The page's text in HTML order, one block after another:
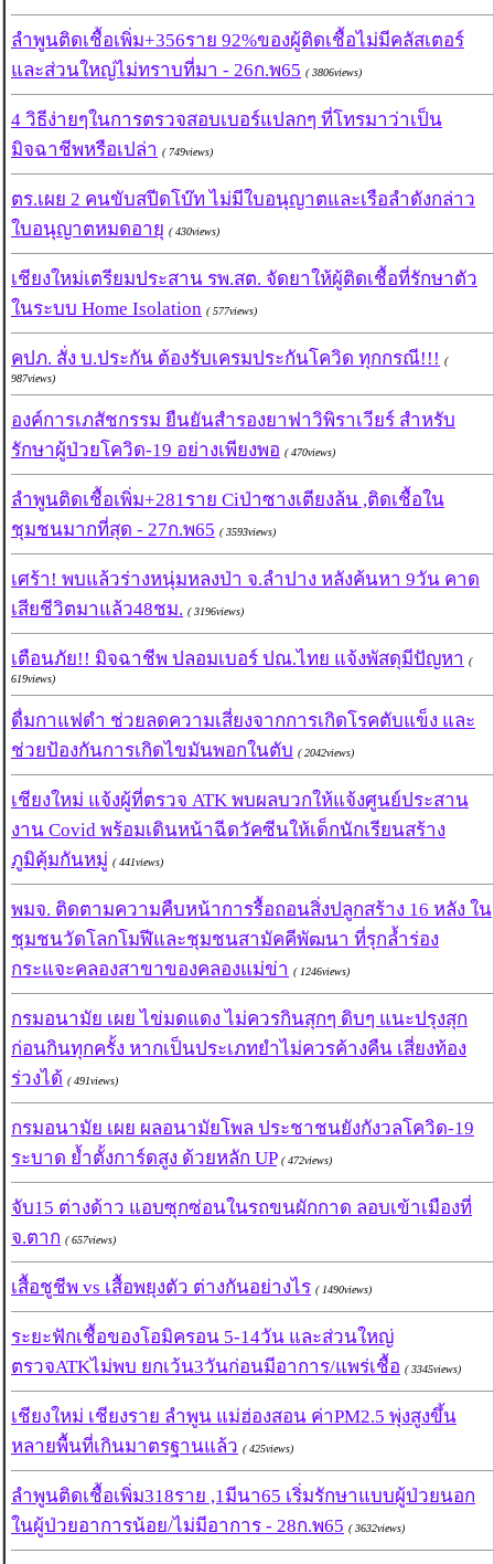
ลำพูนติดเชื้อเพิ่ม+356ราย 92%ของผู้ติดเชื้อไม่มีคลัสเตอร์
และส่วนใหญ่ไม่ทราบที่มา - 26ก.พ65 ( 3806views)
4 วิธีง่ายๆในการตรวจสอบเบอร์แปลกๆ ที่โทรมาว่าเป็น
มิจฉาชีพหรือเปล่า ( 749views)
ตร.เผย 2 คนขับสปีดโบ๊ท ไม่มีใบอนุญาตและเรือลำดังกล่าว
ใบอนุญาตหมดอายุ ( 430views)
เชียงใหม่เตรียมประสาน รพ.สต. จัดยาให้ผู้ติดเชื้อที่รักษาตัว
ในระบบ Home Isolation ( 577views)
คปภ. สั่ง บ.ประกัน ต้องรับเครมประกันโควิด ทุกกรณี!!! (
987views)
องค์การเภสัชกรรม ยืนยันสำรองยาฟาวิพิราเวียร์ สำหรับ
รักษาผู้ป่วยโควิด-19 อย่างเพียงพอ ( 470views)
ลำพูนติดเชื้อเพิ่ม+281ราย Ciป่าซางเตียงล้น ,ติดเชื้อใน
ชุมชนมากที่สุด - 27ก.พ65 ( 3593views)
เศร้า! พบแล้วร่างหนุ่มหลงป่า จ.ลำปาง หลังค้นหา 9วัน คาด
เสียชีวิตมาแล้ว48ชม. ( 3196views)
เตือนภัย!! มิจฉาชีพ ปลอมเบอร์ ปณ.ไทย แจ้งพัสดุมีปัญหา (
619views)
ดื่มกาแฟดำ ช่วยลดความเสี่ยงจากการเกิดโรคตับแข็ง และ
ช่วยป้องกันการเกิดไขมันพอกในตับ ( 2042views)
เชียงใหม่ แจ้งผู้ที่ตรวจ ATK พบผลบวกให้แจ้งศูนย์ประสาน
งาน Covid พร้อมเดินหน้าฉีดวัคซีนให้เด็กนักเรียนสร้าง
ภูมิคุ้มกันหมู่ ( 441views)
พมจ. ติดตามความคืบหน้าการรื้อถอนสิ่งปลูกสร้าง 16 หลัง ใน
ชุมชนวัดโลกโมฬีและชุมชนสามัคคีพัฒนา ที่รุกล้ำร่อง
กระแจะคลองสาขาของคลองแม่ข่า ( 1246views)
กรมอนามัย เผย ไข่มดแดง ไม่ควรกินสุกๆ ดิบๆ แนะปรุงสุก
ก่อนกินทุกครั้ง หากเป็นประเภทยำไม่ควรค้างคืน เสี่ยงท้อง
ร่วงได้ ( 491views)
กรมอนามัย เผย ผลอนามัยโพล ประชาชนยังกังวลโควิด-19
ระบาด ย้ำตั้งการ์ดสูง ด้วยหลัก UP ( 472views)
จับ15 ต่างด้าว แอบซุกซ่อนในรถขนผักกาด ลอบเข้าเมืองที่
จ.ตาก ( 657views)
เสื้อชูชีพ vs เสื้อพยุงตัว ต่างกันอย่างไร ( 1490views)
ระยะฟักเชื้อของโอมิครอน 5-14วัน และส่วนใหญ่
ตรวจATKไม่พบ ยกเว้น3วันก่อนมีอาการ/แพร่เชื้อ ( 3345views)
เชียงใหม่ เชียงราย ลำพูน แม่ฮ่องสอน ค่าPM2.5 พุ่งสูงขึ้น
หลายพื้นที่เกินมาตรฐานแล้ว ( 425views)
ลำพูนติดเชื้อเพิ่ม318ราย ,1มีนา65 เริ่มรักษาแบบผู้ป่วยนอก
ในผู้ป่วยอาการน้อย/ไม่มีอาการ - 28ก.พ65 ( 3632views)